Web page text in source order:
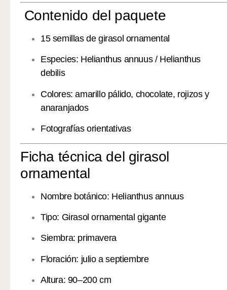
Contenido del paquete
15 semillas de girasol ornamental
Especies: Helianthus annuus / Helianthus
debilis
Colores: amarillo pálido, chocolate, rojizos y
anaranjados
Fotografías orientativas
Ficha técnica del girasol
ornamental
Nombre botánico: Helianthus annuus
Tipo: Girasol ornamental gigante
Siembra: primavera
Floración: julio a septiembre
Altura: 90–200 cm